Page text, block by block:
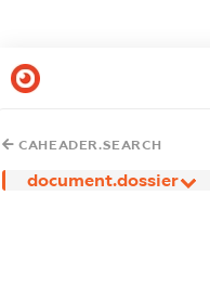
CAHEADER.SEARCH
document.dossier